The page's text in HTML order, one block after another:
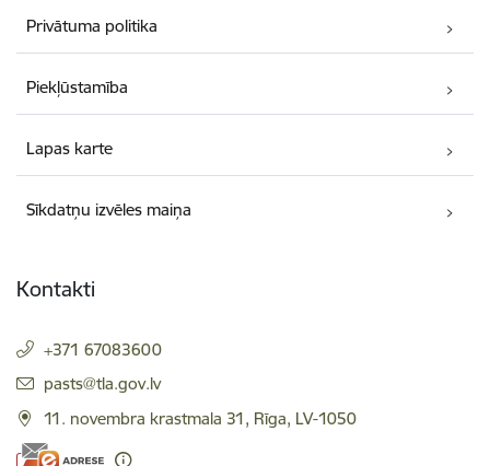
Privātuma politika
Piekļūstamība
Lapas karte
Sīkdatņu izvēles maiņa
Kontakti
+371 67083600
E-pasts:
pasts@tla.gov.lv
11. novembra krastmala 31, Rīga, LV-1050